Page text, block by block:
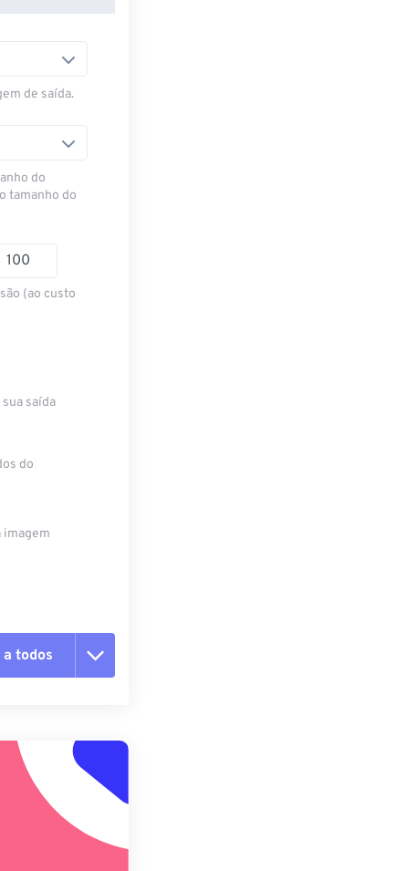
de saída.
do
tamanho do
(ao custo
saída
do
imagem
todos
predefinição